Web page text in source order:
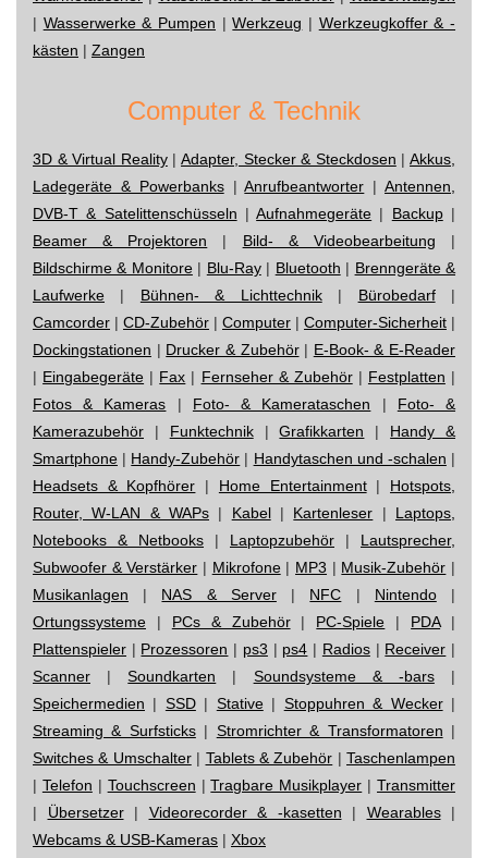
| Wasserwerke & Pumpen |Werkzeug | Werkzeugkoffer & -
kästen | Zangen
Computer & Technik
3D & Virtual Reality|Adapter, Stecker & Steckdosen |Akkus,
Ladegeräte & Powerbanks|Anrufbeantworter |Antennen,
DVB-T & Satelittenschüsseln |Aufnahmegeräte | Backup|
Beamer & Projektoren | Bild- & Videobearbeitung |
Bildschirme & Monitore| Blu-Ray| Bluetooth | Brenngeräte &
Laufwerke | Bühnen- & Lichttechnik| Bürobedarf|
Camcorder | CD-Zubehör | Computer | Computer-Sicherheit |
Dockingstationen | Drucker & Zubehör| E-Book- & E-Reader
| Eingabegeräte | Fax | Fernseher & Zubehör| Festplatten |
Fotos & Kameras | Foto- & Kamerataschen | Foto- &
Kamerazubehör | Funktechnik|Grafikkarten | Handy &
Smartphone | Handy-Zubehör | Handytaschen und -schalen |
Headsets & Kopfhörer | Home Entertainment| Hotspots,
Router, W-LAN & WAPs | Kabel| Kartenleser | Laptops,
Notebooks & Netbooks | Laptopzubehör | Lautsprecher,
Subwoofer & Verstärker | Mikrofone| MP3 | Musik-Zubehör |
Musikanlagen | NAS & Server| NFC | Nintendo|
Ortungssysteme | PCs & Zubehör| PC-Spiele | PDA|
Plattenspieler | Prozessoren | ps3 | ps4 | Radios| Receiver |
Scanner |Soundkarten | Soundsysteme & -bars|
Speichermedien | SSD| Stative| Stoppuhren & Wecker|
Streaming & Surfsticks| Stromrichter & Transformatoren |
Switches & Umschalter| Tablets & Zubehör | Taschenlampen
| Telefon | Touchscreen |Tragbare Musikplayer | Transmitter
| Übersetzer| Videorecorder & -kasetten | Wearables|
Webcams & USB-Kameras | Xbox